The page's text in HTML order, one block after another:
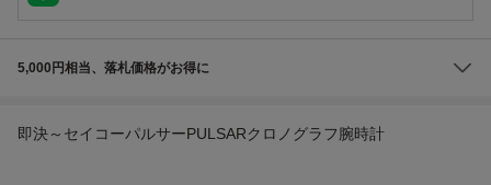
5,000円相当、落札価格がお得に
即決～セイコーパルサーPULSARクロノグラフ腕時計